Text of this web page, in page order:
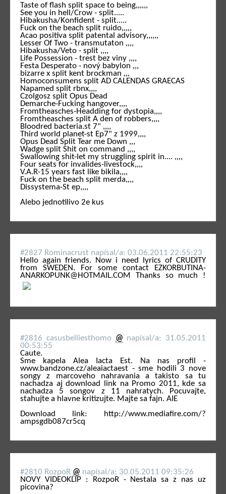
Taste of flash split space to being,,,,,,
See you in hell/Crow - split.....
Hibakusha/Konfident - split.....
Fuck on the beach split ruido,,,,,
Acao positiva split patental advisory,,,,,,
Lesser Of Two - transmutaton ,,,,
Hibakusha/Veto - split ,,,,
Life Possession - trest bez viny ,,,,
Festa Desperato - nový babylon ,,,
bizarre x split kent brockman ,,,
Homoconsumens split AD CALENDAS GRAECAS
Napamed split rbnx,,,,
Czolgosz split Opus Dead
Demarche-Fucking hangover,,,,
Fromtheasches-Headding for dystopia,,,,
Fromtheasches split A den of robbers,,,,
Bloodred bacteria.st 7" ,,,,
Third world planet-st Ep7" z 1999,,,,
Opus Dead Split Tear me Down ,,,
Wadge split Shit on command ,,,,
Swallowing shit-let my struggling spirit in.... ,,,,
Four seats for invalides-livestock,,,,
V.A.R-15 years fast like bikila,,,,
Fuck on the beach split merda,,,,
Dissystema-St ep,,,,
Alebo jednotilivo 2e kus
#2827 Rominacrust napí­sal/a: 03.06.2011 22:55:23
Hello again friends. Now i need lyrics of CRUDITY
from SWEDEN. For some contact EZKORBUTINA-
ANARKOPUNK@HOTMAIL.COM Thanks so much !
#2816 casusbelliesthomo @ napí­sal/a: 31.05.2011
00:53:55
Caute.
Sme kapela Alea Iacta Est. Na nas profil -
www.bandzone.cz/aleaiactaest - sme hodili 3 nove
songy z marcoveho nahravania a takisto sa tu
nachadza aj download link na Promo 2011, kde sa
nachadza 5 songov z 11 nahratych. Pocuvajte,
stahujte a hlavne kritizujte. Majte sa fajn. AIE
Download link: http://www.mediafire.com/?
ampsgdb087cr5cq
#2810 RozpoR @ napí­sal/a: 30.05.2011 09:35:26
NOVY VIDEOKLIP : RozpoR - Nestala sa z nas uz
picovina?